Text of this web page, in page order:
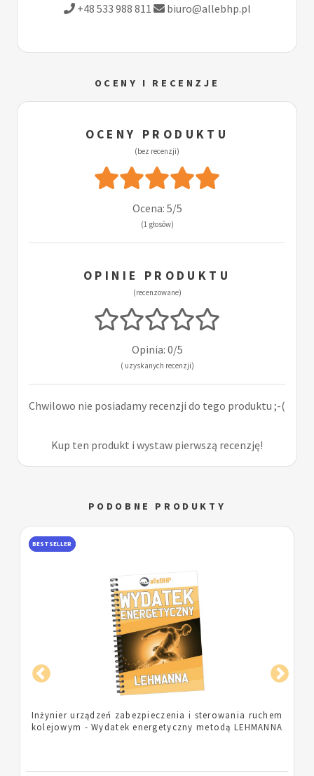
+48 533 988 811 biuro@allebhp.pl
OCENY I RECENZJE
OCENY PRODUKTU
(bez recenzji)
Ocena: 5/5
(1 głosów)
OPINIE PRODUKTU
(recenzowane)
Opinia: 0/5
( uzyskanych recenzji)
Chwilowo nie posiadamy recenzji do tego produktu ;-(
Kup ten produkt i wystaw pierwszą recenzję!
PODOBNE PRODUKTY
BESTSELLER
Pielęgniarka - Wydatek energetyczny metodą
LEHMANNA